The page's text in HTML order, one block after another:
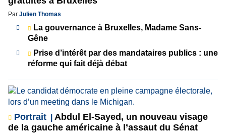
Par Julien Thomas
La gouvernance à Bruxelles, Madame Sans-
Gêne
Prise d’intérêt par des mandataires publics : une
réforme qui fait déjà débat
Portrait
Abdul El-Sayed, un nouveau visage
de la gauche américaine à l’assaut du Sénat